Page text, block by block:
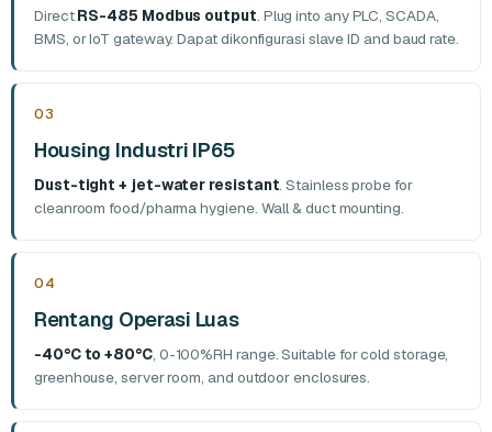
DirectRS-485 Modbus output. Plug into any PLC, SCADA,
BMS, or IoT gateway. Dapat dikonfigurasi slave ID and baud rate.
03
Housing Industri IP65
Dust-tight + jet-water resistant. Stainless probe for
cleanroom food/pharma hygiene. Wall & duct mounting.
04
Rentang Operasi Luas
-40°C to +80°C, 0-100%RH range. Suitable for cold storage,
greenhouse, server room, and outdoor enclosures.